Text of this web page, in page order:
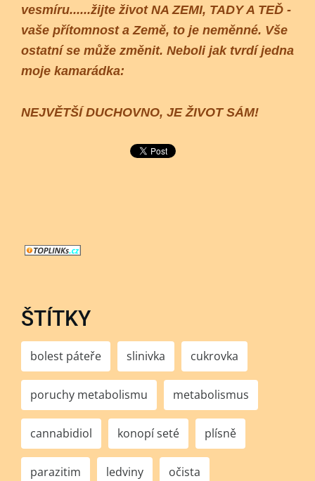
vesmíru......žijte život NA ZEMI, TADY A TEĎ -
vaše přítomnost a Země, to je neměnné. Vše
ostatní se může změnit. Neboli jak tvrdí jedna
moje kamarádka:
NEJVĚTŠÍ DUCHOVNO, JE ŽIVOT SÁM!
ŠTÍTKY
bolest páteře slinivka cukrovka
poruchy metabolismu metabolismus
cannabidiol konopí seté plísně
parazitim ledviny očista